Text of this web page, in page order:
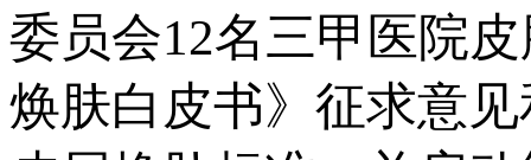
委员会12名三甲医院
焕肤白皮书》征求意